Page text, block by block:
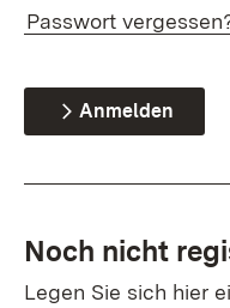
Passwort
Anmelden
Noch nicht
Legen Sie sich hier